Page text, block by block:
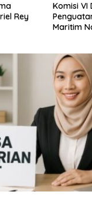
Rey
Komisi VI
Maritim